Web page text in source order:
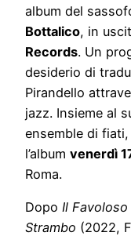
album del
Bottalico, in
Records. Un
desiderio di
Pirandello
jazz. Insieme al
ensemble di
l’album venerdì
Roma.
Dopo Il
Strambo (2022,